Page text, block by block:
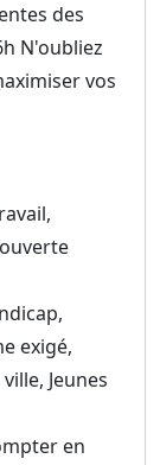
des
N'oubliez
vos
exigé,
Jeunes
en